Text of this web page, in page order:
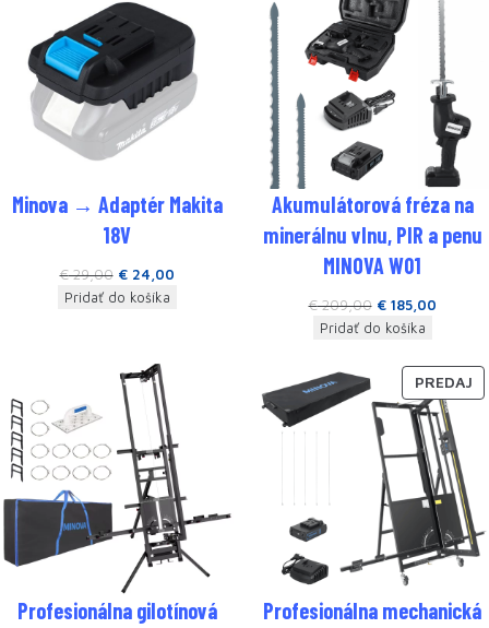
Minova → Adaptér Makita
18V
€29,00 €24,00
Pridať do košíka
Akumulátorová fréza na
minerálnu vlnu, PIR a penu
MINOVA W01
€209,00 €185,00
Pridať do košíka
Profesionálna gilotínová
PREDAJ
Profesionálna mechanická